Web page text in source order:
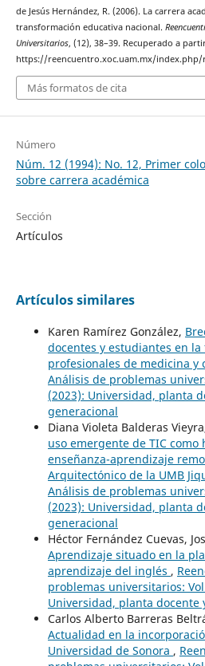
de Jesús Hernández, R. (2006). La carrera
transformación educativa nacional.
Universitarios, (12), 38–39. Recuperado a
https://reencuentro.xoc.uam.mx/
Más formatos de cita
Número
Núm. 12 (1994): No. 12, Primer
sobre carrera académica
Sección
Artículos
Artículos similares
Karen Ramírez González,
docentes y estudiantes en
profesionales de medicina y
Análisis de problemas
(2023): Universidad, planta
generacional
Diana Violeta Balderas
uso emergente de TIC
enseñanza-aprendizaje
Arquitectónico de la UMB
Análisis de problemas
(2023): Universidad, planta
generacional
Héctor Fernández Cuevas,
Aprendizaje situado en la
aprendizaje del inglés ,
problemas universitarios:
Universidad, planta docente
Carlos Alberto Barreras
Actualidad en la
Universidad de Sonora ,